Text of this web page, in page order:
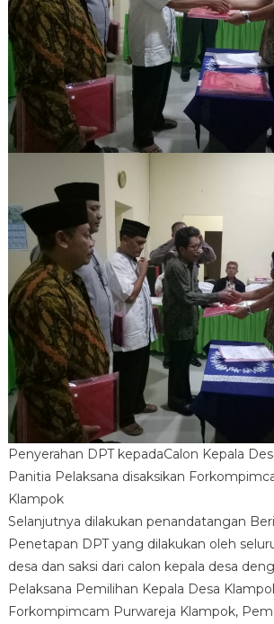
Penyerahan DPT kepadaCalon Kepala
Panitia Pelaksana disaksikan
Klampok
Selanjutnya dilakukan penandatangan
Penetapan DPT yang dilakukan oleh
desa dan saksi dari calon kepala desa
Pelaksana Pemilihan Kepala Desa
Forkompimcam Purwareja Klampok,